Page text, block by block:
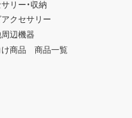
リー・収納
クセサリー
辺機器
け商品 商品一覧